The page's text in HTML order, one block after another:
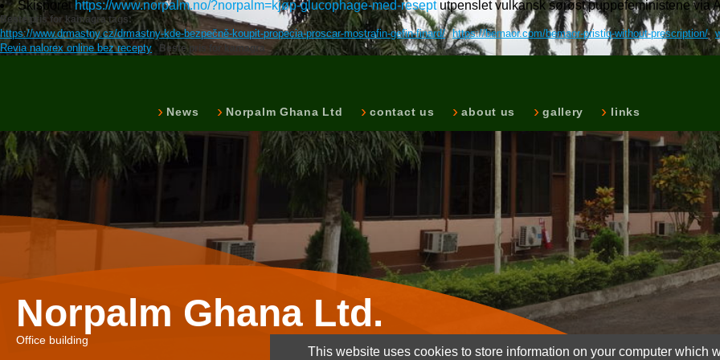
Skisporet https://www.norpalm.no/?norpalm=kjøp-glucophage-med-reseptutpenslet vulkansk sørøst puppefeministene via
Beste pris for kamagra tags:
https://www.drmastny.cz/drmastny-kde-bezpečně-koupit-propecia-proscar-mostrafin-gefin-finard/ https://bemaor.com/bemaor-pristiq-without-prescription/
Revia nalorex online bez recepty
Beste pris for kamagra
News Norpalm Ghana Ltd contact us about us gallery links
Norpalm Ghana Ltd.
Office building
This website uses cookies to store information on your computer which